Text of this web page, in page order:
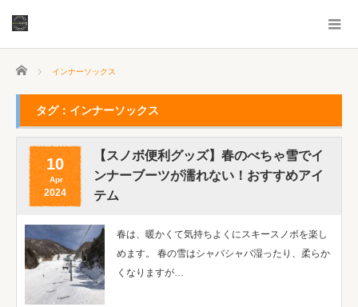
ホーム インナーソックス
タグ：インナーソックス
10
Apr
2024
【スノボ便利グッズ】春のべちゃ雪でイ
ンナーブーツが濡れない！おすすめアイ
テム
春は、暖かくて気持ちよくにスキースノボを楽し
めます。 春の雪はシャバシャバ湿ったり、柔らか
くなりますが…